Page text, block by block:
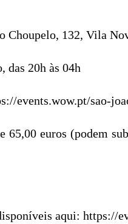
Choupelo, 132, Vila
das 20h às 04h
events.wow.pt/sao-
65,00 euros (podem
aqui: https://